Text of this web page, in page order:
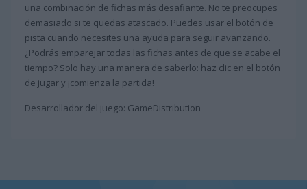
una combinación de fichas más desafiante. No te preocupes
demasiado si te quedas atascado. Puedes usar el botón de
pista cuando necesites una ayuda para seguir avanzando.
¿Podrás emparejar todas las fichas antes de que se acabe el
tiempo? Solo hay una manera de saberlo: haz clic en el botón
de jugar y ¡comienza la partida!
Desarrollador del juego: GameDistribution